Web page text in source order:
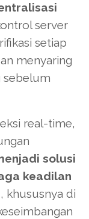
server
setiap
menyaring
sebelum
real-time,
solusi
keadilan
, khususnya di